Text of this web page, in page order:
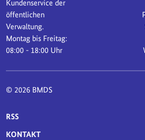
Kundenservice der
öffentlichen
Verwaltung.
Montag bis Freitag:
08:00 - 18:00 Uhr
© 2026 BMDS
SERVICE-NAVIGATION
RSS
KONTAKT